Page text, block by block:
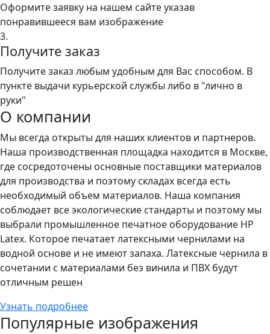
Оформите заявку на нашем сайте указав
понравившееся вам изображение
3.
Получите заказ
Получите заказ любым удобным для Вас способом. В
пункте выдачи курьерской службы либо в "лично в
руки"
О компании
Мы всегда открыты для наших клиентов и партнеров.
Наша производственная площадка находится в Москве,
где сосредоточены основные поставщики материалов
для производства и поэтому складах всегда есть
необходимый объем материалов. Наша компания
соблюдает все экологические стандарты и поэтому мы
выбрали промышленное печатное оборудование НР
Latex. Которое печатает латексными чернилами на
водной основе и не имеют запаха. Латексные чернила в
сочетании с материалами без винила и ПВХ будут
отличным решен
Узнать подробнее
Популярные изображения